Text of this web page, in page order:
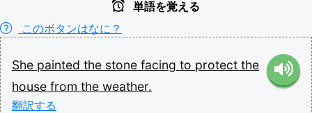
単語を覚える
このボタンはなに？
She painted the stone facing to protect the
house from the weather.
翻訳する